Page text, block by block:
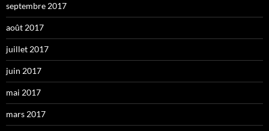
septembre 2017
août 2017
juillet 2017
juin 2017
mai 2017
mars 2017